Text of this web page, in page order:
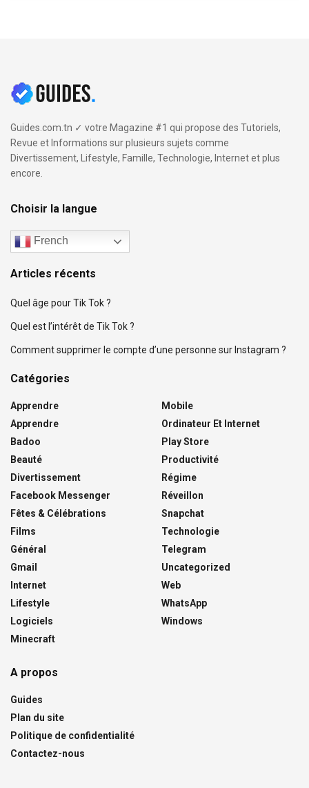
Guides.com.tn ✓ votre Magazine #1 qui propose des Tutoriels,
Revue et Informations sur plusieurs sujets comme
Divertissement, Lifestyle, Famille, Technologie, Internet et plus
encore.
Choisir la langue
French
Articles récents
Quel âge pour Tik Tok ?
Quel est l’intérêt de Tik Tok ?
Comment supprimer le compte d’une personne sur Instagram ?
Catégories
Apprendre
Apprendre
Badoo
Beauté
Divertissement
Facebook Messenger
Fêtes & Célébrations
Films
Général
Gmail
Internet
Lifestyle
Logiciels
Minecraft
Mobile
Ordinateur Et Internet
Play Store
Productivité
Régime
Réveillon
Snapchat
Technologie
Telegram
Uncategorized
Web
WhatsApp
Windows
A propos
Guides
Plan du site
Politique de confidentialité
Contactez-nous